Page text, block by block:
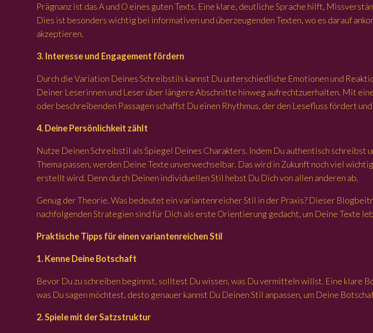
Prägnanz ist das A und O eines guten Texts. Eine klare, deutliche Sprache hilft,
Dies ist besonders wichtig bei informativen und überzeugenden Texten, wo es darauf
akzeptieren.
3. Interesse und Engagement fördern
Durch die Variation Deines Schreibstils kannst Du unterschiedliche Emotionen und
Deiner Leserinnen und Leser über längere Abschnitte hinweg aufrechtzuerhalten. Mit
oder beschreibenden Passagen schaffst Du einen Rhythmus, der den Lesefluss fördert
4. Deine Persönlichkeit zählt
Nutze Deinen Schreibstil als Spiegel Deines Charakters. Indem Du authentisch
Thema passen, werden Deine Texte unverwechselbar. Das wird in Zukunft noch viel
erstellt wird. Denn durch Deinen individuellen Stil hebst Du Dich von allen anderen ab.
Genug der Theorie. Was bedeutet ein variantenreicher Stil in der Praxis? Dieser
nachfolgenden Strategien sind für Dich als erste Orientierung gedacht, um Deine Texte
Praktische Tipps für einen variantenreichen Stil
1. Kenne Deine Botschaft
Bevor Du zu schreiben beginnst, solltest Du wissen, was Du vermitteln willst. Eine klare
was Du sagen möchtest, desto genauer kannst Du Deinen Stil anpassen, um Deine
2. Spiele mit der Satzstruktur